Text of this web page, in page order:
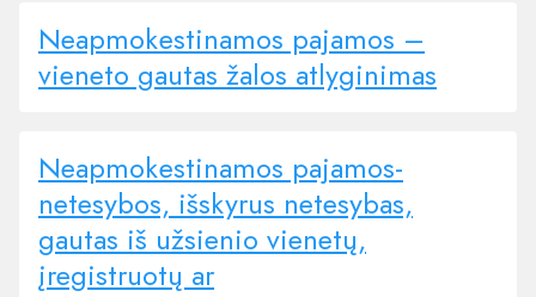
Neapmokestinamos pajamos –
vieneto gautas žalos atlyginimas
Neapmokestinamos pajamos-
netesybos, išskyrus netesybas,
gautas iš užsienio vienetų,
įregistruotų ar